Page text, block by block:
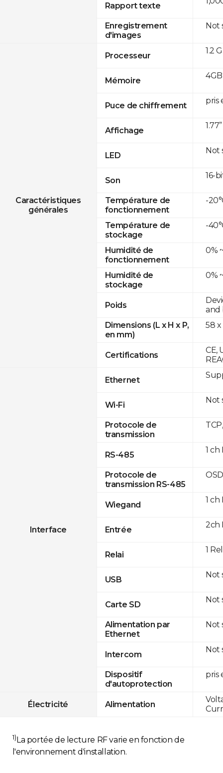
Rapport texte
Enregistrement
d'images
Caractéristiques
générales
Processeur
Mémoire
Puce de chiffrement
Affichage
LED
Son
Température de
fonctionnement
Température de
stockage
Humidité de
fonctionnement
Humidité de
stockage
Poids
Dimensions (L x H x P,
en mm)
Certifications
Interface
Ethernet
Wi-Fi
Protocole de
transmission
RS-485
Protocole de
transmission RS-485
Wiegand
Entrée
Relai
USB
Carte SD
Alimentation par
Ethernet
Intercom
Dispositif
d'autoprotection
Électricité Alimentation
Not
1.2
pris
Not
16-
-
-
0%
0%
and
58 x
CE,
Not
1 ch
1
2ch
1
Not
Not
Not
Not
pris
1) La portée de lecture RF varie en fonction de
l'environnement d'installation.